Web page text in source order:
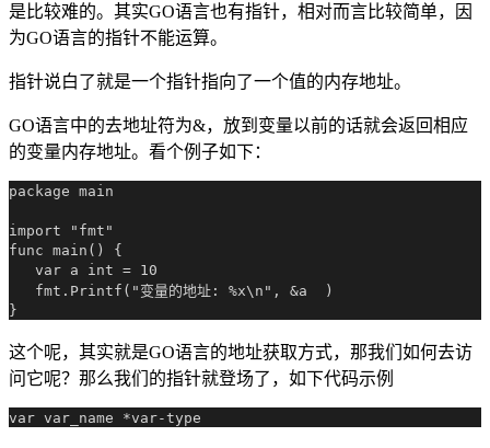
是比较难的。其实GO语言也有指针，相对而言比较简单，因
为GO语言的指针不能运算。
指针说白了就是一个指针指向了一个值的内存地址。
GO语言中的去地址符为&，放到变量以前的话就会返回相应
的变量内存地址。看个例子如下：
package main
import "fmt"
func main() {
   var a int = 10
   fmt.Printf("变量的地址: %x\n", &a  )
这个呢，其实就是GO语言的地址获取方式，那我们如何去访
问它呢？那么我们的指针就登场了，如下代码示例